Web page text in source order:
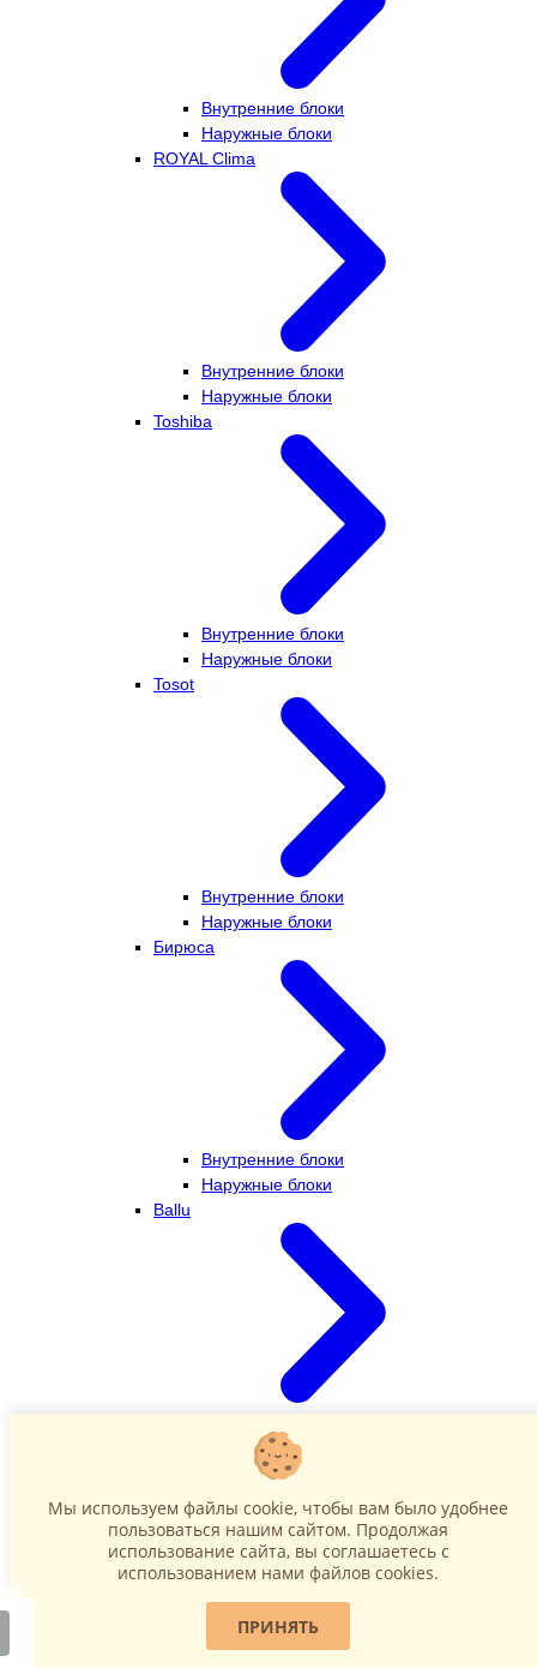
Внутренние блоки
Наружные блоки
ROYAL Clima
Внутренние блоки
Наружные блоки
Toshiba
Внутренние блоки
Наружные блоки
Tosot
Внутренние блоки
Наружные блоки
Бирюса
Внутренние блоки
Наружные блоки
Ballu
Наружные блоки
Мы используем файлы cookie, чтобы вам было удобнее
пользоваться нашим сайтом. Продолжая
использование сайта, вы соглашаетесь c
использованием нами файлов cookies.
ПРИНЯТЬ